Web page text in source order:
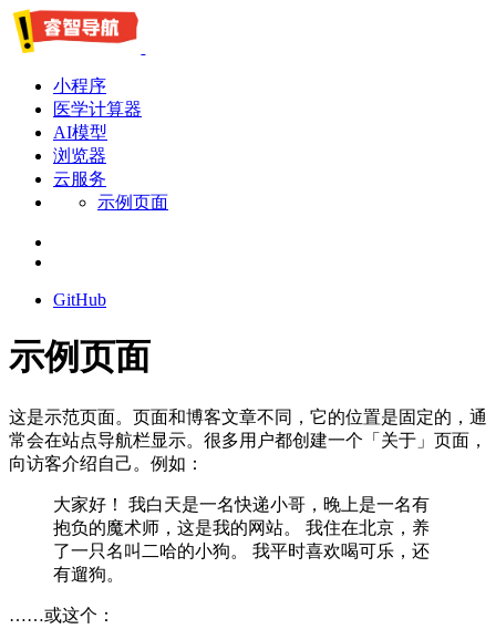
小程序
医学计算器
AI模型
浏览器
云服务
示例页面
GitHub
示例页面
这是示范页面。页面和博客文章不同，它的位置是固定的，通
常会在站点导航栏显示。很多用户都创建一个「关于」页面，
向访客介绍自己。例如：
大家好！ 我白天是一名快递小哥，晚上是一名有
抱负的魔术师，这是我的网站。 我住在北京，养
了一只名叫二哈的小狗。 我平时喜欢喝可乐，还
有遛狗。
……或这个：